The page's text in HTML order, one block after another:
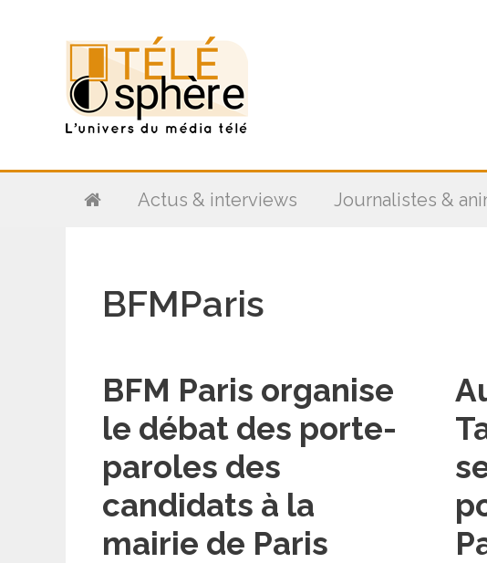
Actus & interviews Journalistes &
BFMParis
BFM Paris organise
le débat des porte-
paroles des
candidats à la
mairie de Paris